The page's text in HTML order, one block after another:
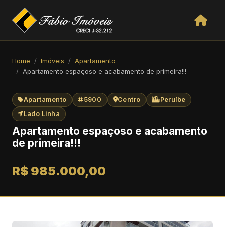
Home Imóveis
Apartamento
Apartamento espaçoso e acabamento de primeira!!!
Apartamento 5900 Centro
Peruíbe
Lado Linha
Apartamento espaçoso e acabamento
de primeira!!!
R$ 985.000,00